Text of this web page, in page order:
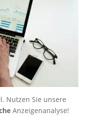
Nutzen Sie unsere
Anzeigenanalyse!